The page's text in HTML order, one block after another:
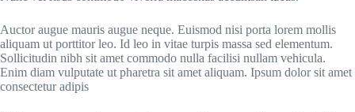
Auctor augue mauris augue neque. Euismod nisi porta lorem mollis
aliquam ut porttitor leo. Id leo in vitae turpis massa sed elementum.
Sollicitudin nibh sit amet commodo nulla facilisi nullam vehicula.
Enim diam vulputate ut pharetra sit amet aliquam. Ipsum dolor sit amet
consectetur adipis